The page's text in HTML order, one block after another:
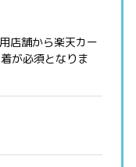
店舗から楽天カー
が必須となりま